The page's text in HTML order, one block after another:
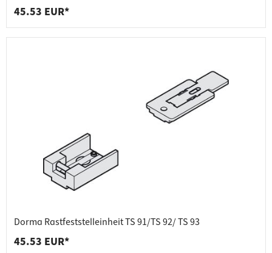
45.53 EUR*
Dorma Rastfeststelleinheit TS 91/TS 92/ TS 93
45.53 EUR*